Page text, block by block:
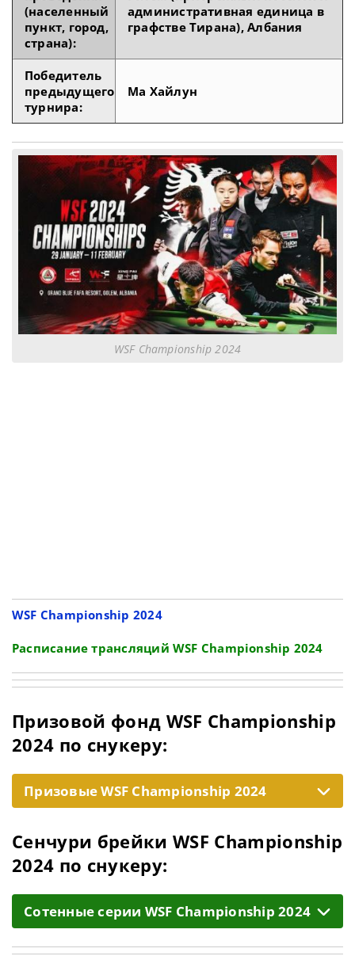
(населенный
пункт, город,
страна):
административная единица в
графстве Тирана), Албания
Победитель
предыдущего
турнира:
Ма Хайлун
WSF Championship 2024
WSF Championship 2024
Расписание трансляций WSF Championship 2024
Призовой фонд WSF Championship
2024 по снукеру:
Призовые WSF Championship 2024
Сенчури брейки WSF Championship
2024 по снукеру:
Cотенные серии WSF Championship 2024